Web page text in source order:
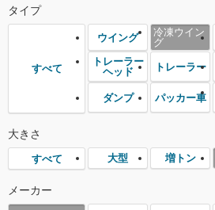
タイプ
すべて
ウイング
冷凍ウイン
グ
トレーラー
ヘッド
トレーラー
ダンプ パッカー車
大きさ
すべて 大型 増トン
メーカー